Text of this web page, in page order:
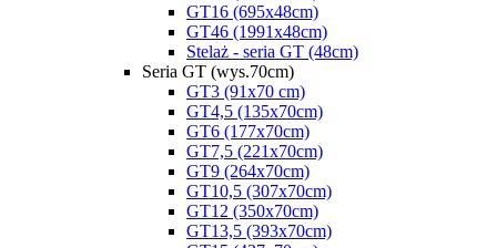
GT16 (695x48cm)
GT46 (1991x48cm)
Stelaż - seria GT (48cm)
Seria GT (wys.70cm)
GT3 (91x70 cm)
GT4,5 (135x70cm)
GT6 (177x70cm)
GT7,5 (221x70cm)
GT9 (264x70cm)
GT10,5 (307x70cm)
GT12 (350x70cm)
GT13,5 (393x70cm)